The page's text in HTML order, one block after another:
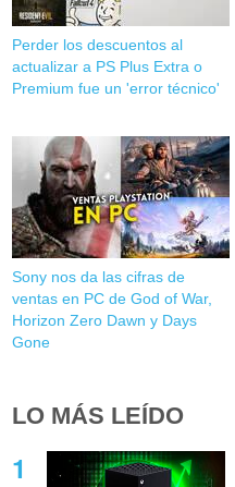
Perder los descuentos al
actualizar a PS Plus Extra o
Premium fue un 'error técnico'
Sony nos da las cifras de
ventas en PC de God of War,
Horizon Zero Dawn y Days
Gone
LO MÁS LEÍDO